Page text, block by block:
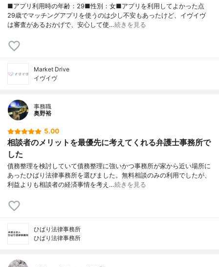
■アプリ利用時の年齢：29■性別：女■アプリを利用してよかった点
29歳でマッチングアプリを使うのは少し不安もあったけど、イヴイヴ
は審査があるおかげで、安心して使…続きを見る
Market Drive
イヴイヴ
事務職
奥野裕
5.00
相談者のメリットを最優先に考えてくれる弁護士事務所で
した
債務整理を検討していて債務整理に強いかつ事務所が家から近い場所に
あったひばり法律事務所を選びました。無料相談のみの利用でしたが、
利益よりも相談者の経済事情を考え…続きを見る
ひばり法律事務所
ひばり法律事務所